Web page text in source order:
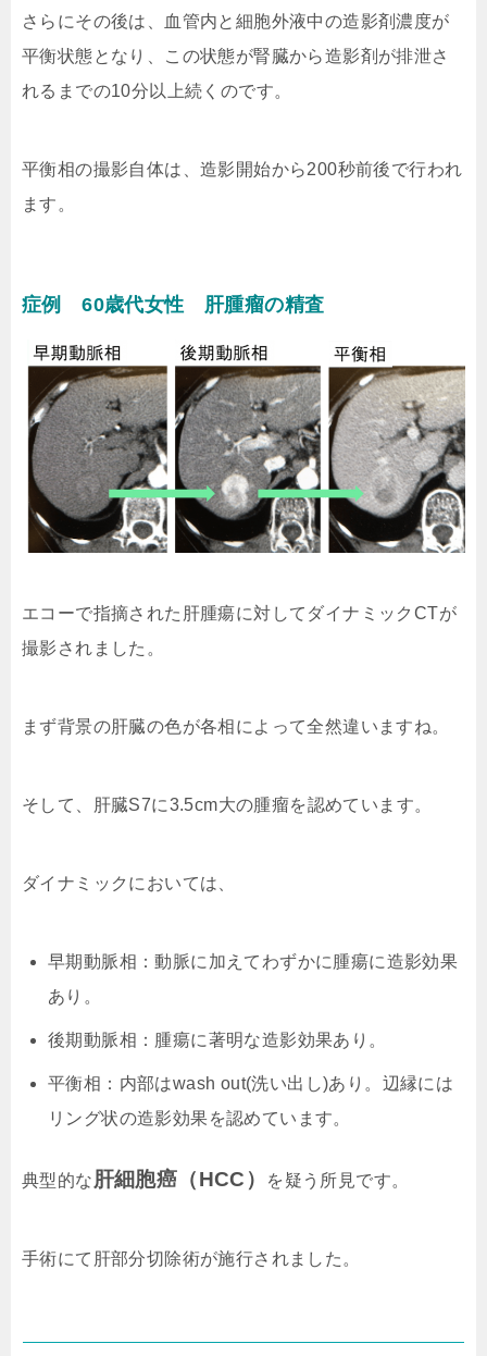
さらにその後は、血管内と細胞外液中の造影剤濃度が
平衡状態となり、この状態が腎臓から造影剤が排泄さ
れるまでの10分以上続くのです。
平衡相の撮影自体は、造影開始から200秒前後で行われ
ます。
症例 60歳代女性 肝腫瘤の精査
エコーで指摘された肝腫瘍に対してダイナミックCTが
撮影されました。
まず背景の肝臓の色が各相によって全然違いますね。
そして、肝臓S7に3.5cm大の腫瘤を認めています。
ダイナミックにおいては、
早期動脈相：動脈に加えてわずかに腫瘍に造影効果
あり。
後期動脈相：腫瘍に著明な造影効果あり。
平衡相：内部はwash out(洗い出し)あり。辺縁には
リング状の造影効果を認めています。
典型的な 肝細胞癌（HCC） を疑う所見です。
手術にて肝部分切除術が施行されました。